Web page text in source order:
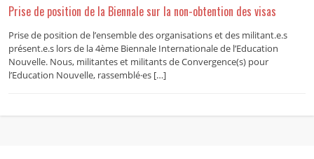
Prise de position de la Biennale sur la non-obtention des visas
Prise de position de l’ensemble des organisations et des militant.e.s
présent.e.s lors de la 4ème Biennale Internationale de l’Education
Nouvelle. Nous, militantes et militants de Convergence(s) pour
l’Education Nouvelle, rassemblé·es […]